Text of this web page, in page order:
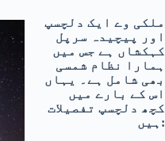
ملکی وے ایک دلچسپ
اور پیچیدہ سرپل
کہکشاں ہے جس میں
ہمارا نظام شمسی
بھی شامل ہے۔ یہاں
اس کے بارے میں
کچھ دلچسپ تفصیلات
ہیں: